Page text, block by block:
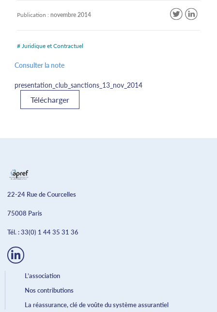
Publication : novembre 2014
# Juridique et Contractuel
Consulter la note
presentation_club_sanctions_13_nov_2014
Télécharger
22-24 Rue de Courcelles
75008 Paris
Tél. :33(0) 1 44 35 31 36
L’association
Nos contributions
La réassurance, clé de voûte du système assurantiel